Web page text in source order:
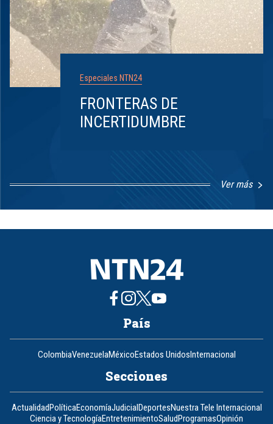
Especiales NTN24
FRONTERAS DE
INCERTIDUMBRE
Ver más
1
8
País
ColombiaVenezuelaMéxicoEstados UnidosInternacional
Secciones
ActualidadPolíticaEconomíaJudicialDeportesNuestra Tele Internacional
Ciencia y TecnologíaEntretenimientoSaludProgramasOpinión